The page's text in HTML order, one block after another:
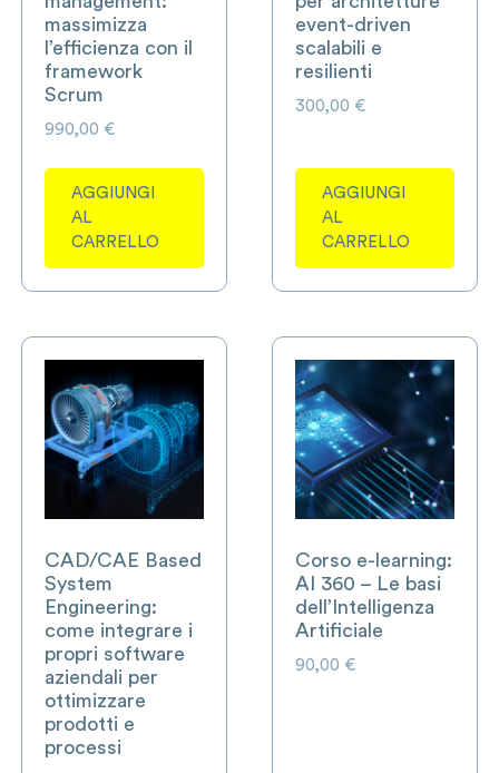
massimizza
l’efficienza con il
framework
Scrum
990,00 €
AGGIUNGI
AL
CARRELLO
event-driven
scalabili e
resilienti
300,00 €
AGGIUNGI
AL
CARRELLO
CAD/CAE Based
System
Engineering:
come integrare i
propri software
aziendali per
ottimizzare
prodotti e
processi
Corso e-learning:
AI 360 – Le basi
dell’Intelligenza
Artificiale
90,00 €